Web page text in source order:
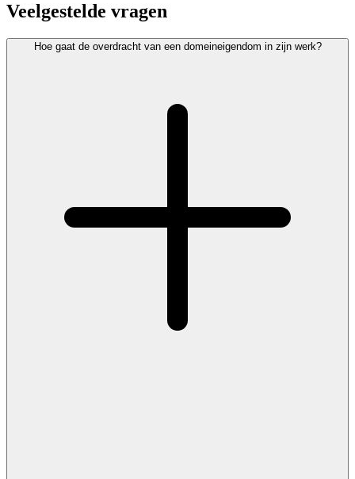
Veelgestelde vragen
Hoe gaat de overdracht van een domeineigendom in zijn werk?